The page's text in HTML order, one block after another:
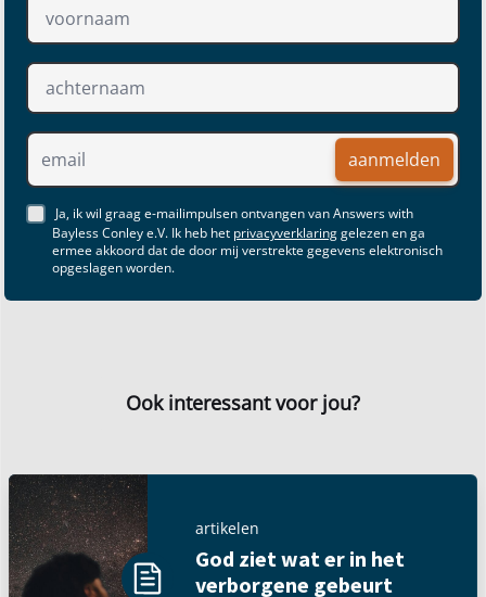
aanmelden
Ja, ik wil graag e-mailimpulsen ontvangen van Answers with
Bayless Conley e.V. Ik heb het privacyverklaringgelezen en ga
ermee akkoord dat de door mij verstrekte gegevens elektronisch
opgeslagen worden.
Ook interessant voor jou?
artikelen
God ziet wat er in het
verborgene gebeurt